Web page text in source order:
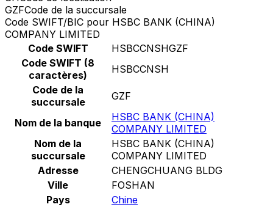
GZFCode de la succursale
Code SWIFT/BIC pour HSBC BANK (CHINA)
COMPANY LIMITED
Code SWIFT
HSBCCNSHGZF
Code SWIFT (8
caractères)
HSBCCNSH
Code de la
succursale
GZF
Nom de la banque
HSBC BANK (CHINA)
COMPANY LIMITED
Nom de la
succursale
HSBC BANK (CHINA)
COMPANY LIMITED
Adresse
CHENGCHUANG BLDG
Ville
FOSHAN
Pays
Chine